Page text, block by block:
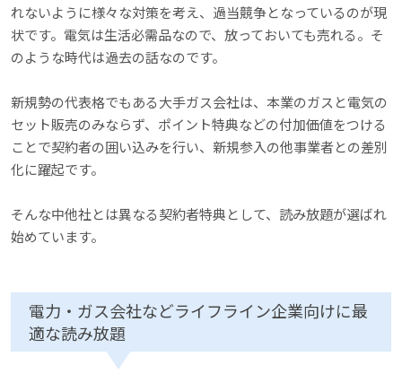
れないように様々な対策を考え、過当競争となっているのが現
状です。電気は生活必需品なので、放っておいても売れる。そ
のような時代は過去の話なのです。
新規勢の代表格でもある大手ガス会社は、本業のガスと電気の
セット販売のみならず、ポイント特典などの付加価値をつける
ことで契約者の囲い込みを行い、新規参入の他事業者との差別
化に躍起です。
そんな中他社とは異なる契約者特典として、読み放題が選ばれ
始めています。
電力・ガス会社などライフライン企業向けに最
適な読み放題